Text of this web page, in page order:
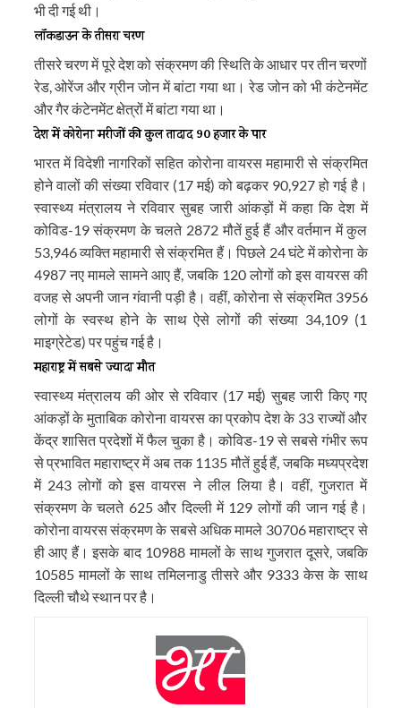
भी दी गई थी।
लॉकडाउन के तीसरा चरण
तीसरे चरण में पूरे देश को संक्रमण की स्थिति के आधार पर तीन चरणों
रेड, ओरेंज और ग्रीन जोन में बांटा गया था। रेड जोन को भी कंटेनमेंट
और गैर कंटेनमेंट क्षेत्रों में बांटा गया था।
देश में कोरोना मरीजों की कुल तादाद 90 हजार के पार
भारत में विदेशी नागरिकों सहित कोरोना वायरस महामारी से संक्रमित
होने वालों की संख्या रविवार (17 मई) को बढ़कर 90,927 हो गई है।
स्वास्थ्य मंत्रालय ने रविवार सुबह जारी आंकड़ों में कहा कि देश में
कोविड-19 संक्रमण के चलते 2872 मौतें हुई हैं और वर्तमान में कुल
53,946 व्यक्ति महामारी से संक्रमित हैं। पिछले 24 घंटे में कोरोना के
4987 नए मामले सामने आए हैं, जबकि 120 लोगों को इस वायरस की
वजह से अपनी जान गंवानी पड़ी है। वहीं, कोरोना से संक्रमित 3956
लोगों के स्वस्थ होने के साथ ऐसे लोगों की संख्या 34,109 (1
माइग्रेटेड) पर पहुंच गई है।
महाराष्ट्र में सबसे ज्यादा मौत
स्वास्थ्य मंत्रालय की ओर से रविवार (17 मई) सुबह जारी किए गए
आंकड़ों के मुताबिक कोरोना वायरस का प्रकोप देश के 33 राज्यों और
केंद्र शासित प्रदेशों में फैल चुका है। कोविड-19 से सबसे गंभीर रूप
से प्रभावित महाराष्ट्र में अब तक 1135 मौतें हुई हैं, जबकि मध्यप्रदेश
में 243 लोगों को इस वायरस ने लील लिया है। वहीं, गुजरात में
संक्रमण के चलते 625 और दिल्ली में 129 लोगों की जान गई है।
कोरोना वायरस संक्रमण के सबसे अधिक मामले 30706 महाराष्ट्र से
ही आए हैं। इसके बाद 10988 मामलों के साथ गुजरात दूसरे, जबकि
10585 मामलों के साथ तमिलनाडु तीसरे और 9333 केस के साथ
दिल्ली चौथे स्थान पर है।